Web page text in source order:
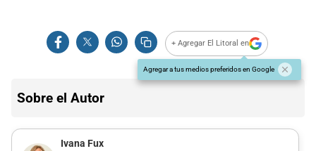
+ Agregar El Litoral en
Agregar a tus medios preferidos en Google
Sobre el Autor
Ivana Fux